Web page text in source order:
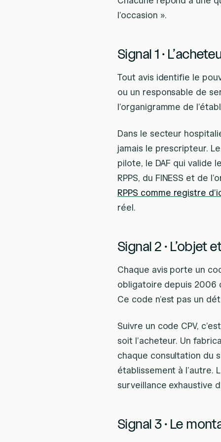
l’occasion ».
Signal 1 ·
Tout avis identifie le
ou un responsable de
l’organigramme de
Dans le secteur
jamais le prescripteur.
pilote, le DAF qui valide
RPPS, du FINESS et de
RPPS comme registre
réel.
Signal 2 · L’objet
Chaque avis porte un
obligatoire depuis 2006
Ce code n’est pas un
Suivre un code CPV,
soit l’acheteur. Un
chaque consultation du
établissement à l’autre.
surveillance exhaustive
Signal 3 · Le